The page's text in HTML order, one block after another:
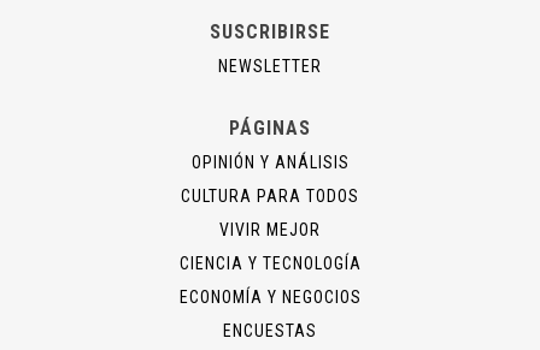
SUSCRIBIRSE
NEWSLETTER
PÁGINAS
OPINIÓN Y ANÁLISIS
CULTURA PARA TODOS
VIVIR MEJOR
CIENCIA Y TECNOLOGÍA
ECONOMÍA Y NEGOCIOS
ENCUESTAS